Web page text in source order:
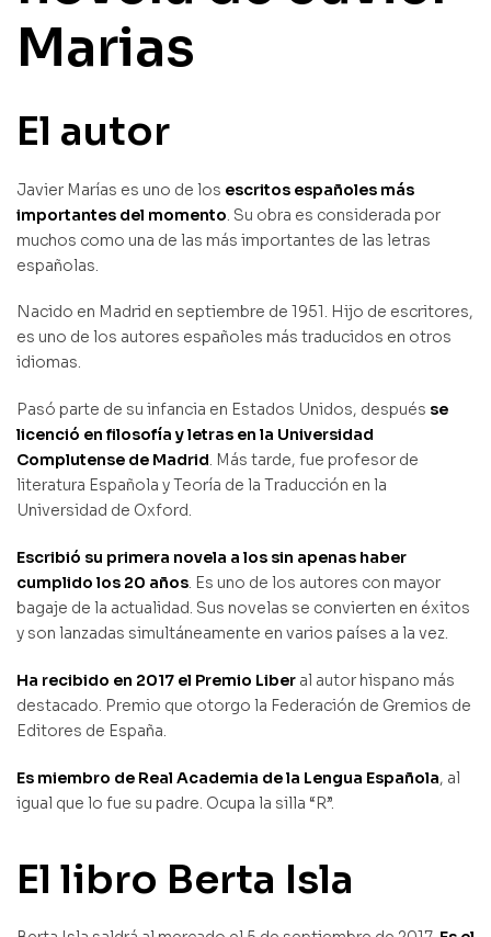
Marias
El autor
Javier Marías es uno de los escritos españoles más
importantes del momento . Su obra es considerada por
muchos como una de las más importantes de las letras
españolas.
Nacido en Madrid en septiembre de 1951. Hijo de escritores,
es uno de los autores españoles más traducidos en otros
idiomas.
Pasó parte de su infancia en Estados Unidos, después se
licenció en filosofía y letras en la Universidad
Complutense de Madrid. Más tarde, fue profesor de
literatura Española y Teoría de la Traducción en la
Universidad de Oxford.
Escribió su primera novela a los sin apenas haber
cumplido los 20 años. Es uno de los autores con mayor
bagaje de la actualidad. Sus novelas se convierten en éxitos
y son lanzadas simultáneamente en varios países a la vez.
Ha recibido en 2017 el Premio Liber al autor hispano más
destacado. Premio que otorgo la Federación de Gremios de
Editores de España.
Es miembro de Real Academia de la Lengua Española, al
igual que lo fue su padre. Ocupa la silla “R”.
El libro Berta Isla